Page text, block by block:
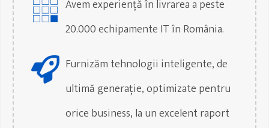
Avem experiență în livrarea a peste
20.000 echipamente IT în România.
Furnizăm tehnologii inteligente, de
ultimă generație, optimizate pentru
orice business, la un excelent raport